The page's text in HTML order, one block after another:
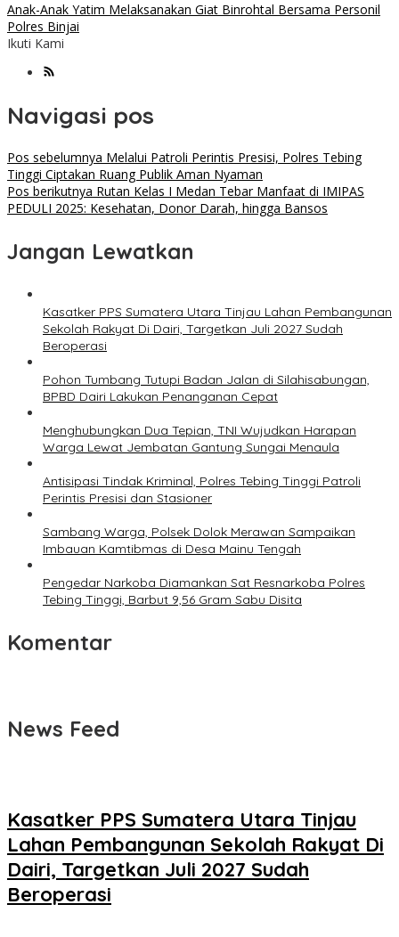
Anak-Anak Yatim Melaksanakan Giat Binrohtal Bersama Personil
Polres Binjai
Ikuti Kami
Navigasi pos
Pos sebelumnya Melalui Patroli Perintis Presisi, Polres Tebing
Tinggi Ciptakan Ruang Publik Aman Nyaman
Pos berikutnya Rutan Kelas I Medan Tebar Manfaat di IMIPAS
PEDULI 2025: Kesehatan, Donor Darah, hingga Bansos
Jangan Lewatkan
Kasatker PPS Sumatera Utara Tinjau Lahan Pembangunan
Sekolah Rakyat Di Dairi, Targetkan Juli 2027 Sudah
Beroperasi
Pohon Tumbang Tutupi Badan Jalan di Silahisabungan,
BPBD Dairi Lakukan Penanganan Cepat
Menghubungkan Dua Tepian, TNI Wujudkan Harapan
Warga Lewat Jembatan Gantung Sungai Menaula
Antisipasi Tindak Kriminal, Polres Tebing Tinggi Patroli
Perintis Presisi dan Stasioner
Sambang Warga, Polsek Dolok Merawan Sampaikan
Imbauan Kamtibmas di Desa Mainu Tengah
Pengedar Narkoba Diamankan Sat Resnarkoba Polres
Tebing Tinggi, Barbut 9,56 Gram Sabu Disita
Komentar
News Feed
Kasatker PPS Sumatera Utara Tinjau
Lahan Pembangunan Sekolah Rakyat Di
Dairi, Targetkan Juli 2027 Sudah
Beroperasi